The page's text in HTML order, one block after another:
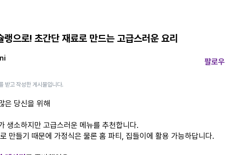
으로! 초간단 재료로 만드는 고급스러운 요리
팔로우
받고 작성한 게시물입니다.
은 당신을 위해
생소하지만 고급스러운 메뉴를 추천합니다.
만들기 때문에 가정식은 물론 홈 파티, 집들이에 활용 가능하답니다.